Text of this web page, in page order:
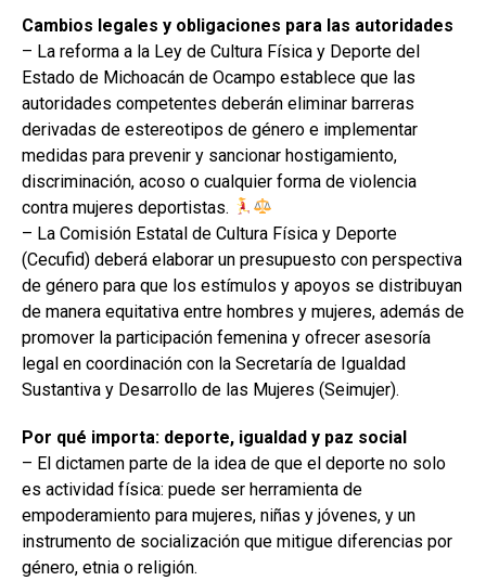
Cambios legales y obligaciones para las autoridades
– La reforma a la Ley de Cultura Física y Deporte del
Estado de Michoacán de Ocampo establece que las
autoridades competentes deberán eliminar barreras
derivadas de estereotipos de género e implementar
medidas para prevenir y sancionar hostigamiento,
discriminación, acoso o cualquier forma de violencia
contra mujeres deportistas.
– La Comisión Estatal de Cultura Física y Deporte
(Cecufid) deberá elaborar un presupuesto con perspectiva
de género para que los estímulos y apoyos se distribuyan
de manera equitativa entre hombres y mujeres, además de
promover la participación femenina y ofrecer asesoría
legal en coordinación con la Secretaría de Igualdad
Sustantiva y Desarrollo de las Mujeres (Seimujer).
Por qué importa: deporte, igualdad y paz social
– El dictamen parte de la idea de que el deporte no solo
es actividad física: puede ser herramienta de
empoderamiento para mujeres, niñas y jóvenes, y un
instrumento de socialización que mitigue diferencias por
género, etnia o religión.